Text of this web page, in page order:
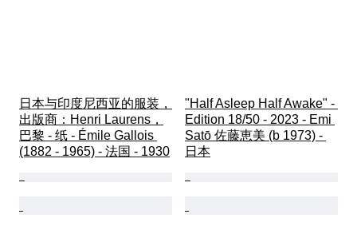
日本与印度尼西亚的服装，
出版商：Henri Laurens，
巴黎 - 纸 - Émile Gallois
(1882 - 1965) - 法国 - 1930
"Half Asleep Half Awake" -
Edition 18/50 - 2023 - Emi
Satō 佐藤恵美 (b 1973) -
日本